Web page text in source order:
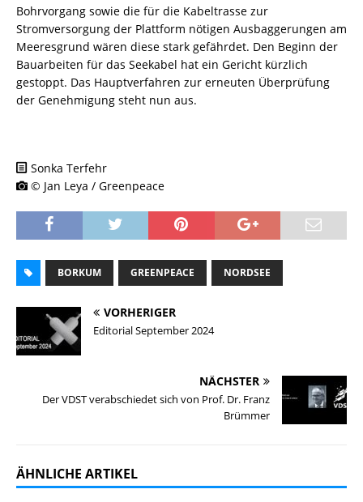
Bohrvorgang sowie die für die Kabeltrasse zur
Stromversorgung der Plattform nötigen Ausbaggerungen am
Meeresgrund wären diese stark gefährdet. Den Beginn der
Bauarbeiten für das Seekabel hat ein Gericht kürzlich
gestoppt. Das Hauptverfahren zur erneuten Überprüfung
der Genehmigung steht nun aus.
Sonka Terfehr
© Jan Leya / Greenpeace
BORKUM GREENPEACE NORDSEE
VORHERIGER
Editorial September 2024
NÄCHSTER
Der VDST verabschiedet sich von Prof. Dr. Franz
Brümmer
ÄHNLICHE ARTIKEL